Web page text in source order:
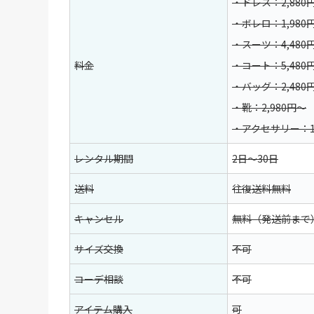
料金
・ボレロ：1,980
・スーツ：4,480
・コート：5,480
・バッグ：2,480
・靴：2,980円〜
・アクセサリー：
レンタル期間 2日〜30日
送料 往復送料無料
キャンセル 無料（発送前まで
サイズ交換 不可
コーデ相談 不可
アイテム購入 可